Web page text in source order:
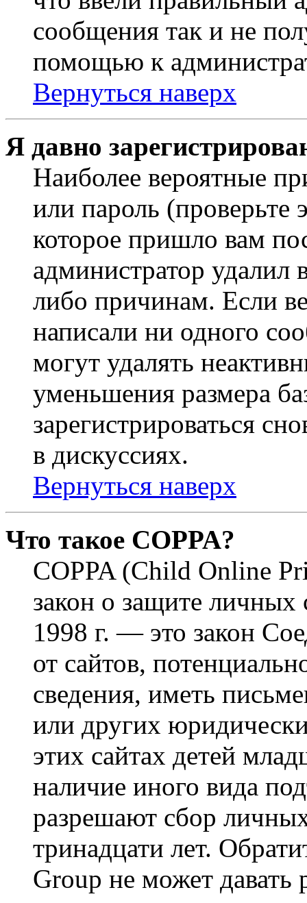
сообщения так и не
помощью к
Вернуться наверх
Я давно
Наиболее вероятные
или пароль (проверьте
которое пришло вам
администратор
либо причинам. Если
написали ни одного
могут удалять
уменьшения размера
зарегистрироваться
в дискуссиях.
Вернуться наверх
Что такое COPPA?
COPPA (Child Online
закон о защите личных
1998 г. — это закон
от сайтов,
сведения, иметь
или других
этих сайтах детей
наличие иного вида
разрешают сбор
тринадцати лет.
Group не может